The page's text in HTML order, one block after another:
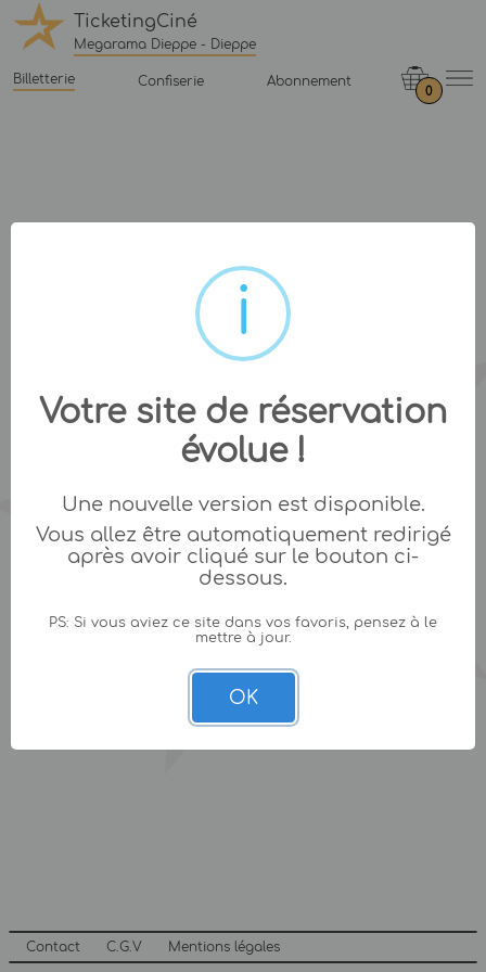
TicketingCiné
Megarama Dieppe - Dieppe
Billetterie Confiserie Abonnement
0
Contact C.G.V Mentions légales
Votre site de réservation
évolue !
Une nouvelle version est disponible.
Vous allez être automatiquement redirigé
après avoir cliqué sur le bouton ci-
dessous.
PS: Si vous aviez ce site dans vos favoris, pensez à le
mettre à jour.
OK